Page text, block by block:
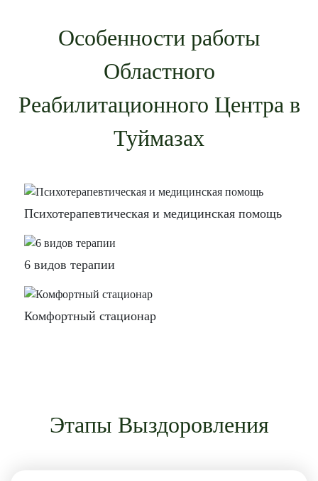
Особенности работы
Областного
Реабилитационного Центра в
Туймазах
Психотерапевтическая и медицинская помощь
6 видов терапии
Комфортный стационар
Этапы Выздоровления